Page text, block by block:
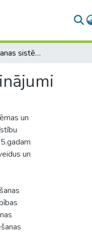
Latvijas kreditēšanas sistēmas analīze: problēmas un risinājumi
un
un